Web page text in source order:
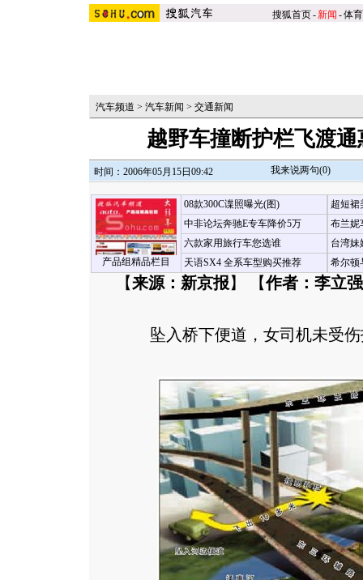
搜狐首页-新闻 -体育
汽车频道 > 汽车新闻 > 交通新闻
越野车撞断护栏飞渡
时间：2006年05月15日09:42 我来说两句(0)
产品组精品栏目
08款300C谍照曝光(图)
中非论坛奔驰E专车降价5万
六款家用旅行车您选谁
天语SX4 全系车型购买推荐
超短裙
布兰妮
台湾妹
希尔顿
【来源：新京报 】 【作者：李立强
坠入桥下便道，女司机未受